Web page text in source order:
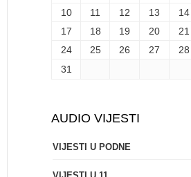
10 11 12 13 14
17
18 19 20 21
24
25 26 27 28
31
AUDIO VIJESTI
VIJESTI U PODNE